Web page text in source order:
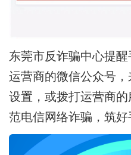
东莞市反诈骗中心提
运营商的微信公众号
设置，或拨打运营商
范电信网络诈骗，筑好